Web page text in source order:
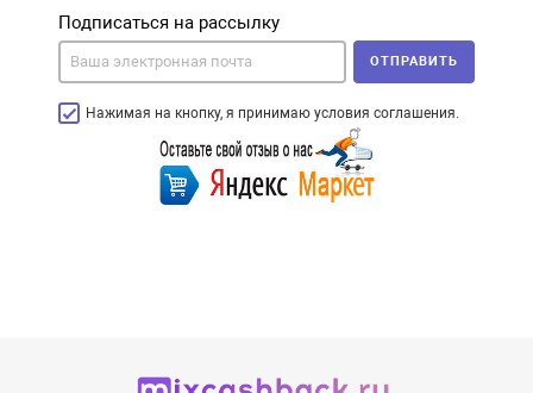
Подписаться на рассылку
Нажимая на кнопку, я принимаю условия соглашения.
ОТПРАВИТЬ